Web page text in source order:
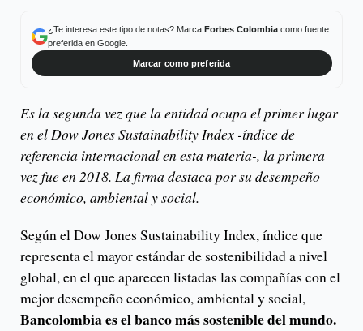
¿Te interesa este tipo de notas? Marca Forbes Colombiacomo fuente
preferida en Google.
Marcar como preferida
Es la segunda vez que la entidad ocupa el primer lugar
en el Dow Jones Sustainability Index -índice de
referencia internacional en esta materia-, la primera
vez fue en 2018. La firma destaca por su desempeño
económico, ambiental y social.
Según el Dow Jones Sustainability Index, índice que
representa el mayor estándar de sostenibilidad a nivel
global, en el que aparecen listadas las compañías con el
mejor desempeño económico, ambiental y social,
Bancolombia es el banco más sostenible del mundo.